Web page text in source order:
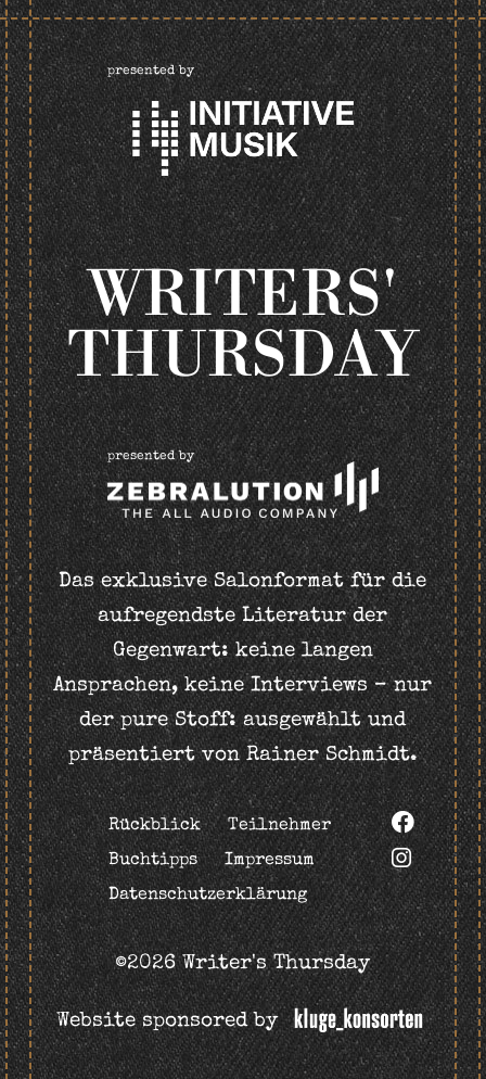
presented by
WRITERS'
THURSDAY
presented by
Das exklusive Salonformat für die
aufregendste Literatur der
Gegenwart: keine langen
Ansprachen, keine Interviews – nur
der pure Stoff: ausgewählt und
präsentiert von Rainer Schmidt.
Rückblick
Teilnehmer
Buchtipps
Impressum
Datenschutzerklärung
©2026 Writer's Thursday
Website sponsored by